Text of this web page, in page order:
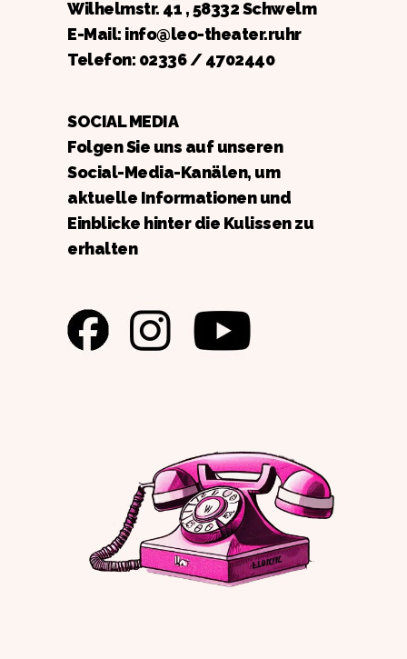
Wilhelmstr. 41 , 58332 Schwelm
E-Mail: info@leo-theater.ruhr
Telefon: 02336 / 4702440
SOCIAL MEDIA
Folgen Sie uns auf unseren
Social-Media-Kanälen, um
aktuelle Informationen und
Einblicke hinter die Kulissen zu
erhalten